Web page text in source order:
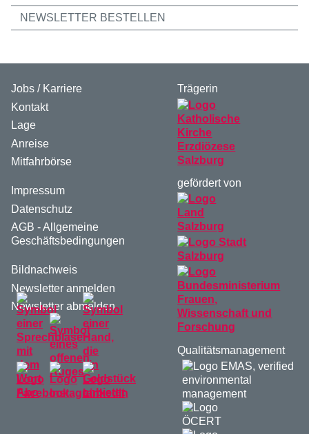
NEWSLETTER BESTELLEN
Jobs / Karriere
Kontakt
Lage
Anreise
Mitfahrbörse
Impressum
Datenschutz
AGB - Allgemeine
Geschäftsbedingungen
Bildnachweis
Newsletter anmelden
Newsletter abmelden
Trägerin
gefördert von
Qualitätsmanagement